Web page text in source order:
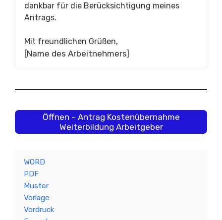
dankbar für die Berücksichtigung meines
Antrags.
Mit freundlichen Grüßen,
[Name des Arbeitnehmers]
Öffnen – Antrag Kostenübernahme
Weiterbildung Arbeitgeber
WORD
PDF
Muster
Vorlage
Vordruck